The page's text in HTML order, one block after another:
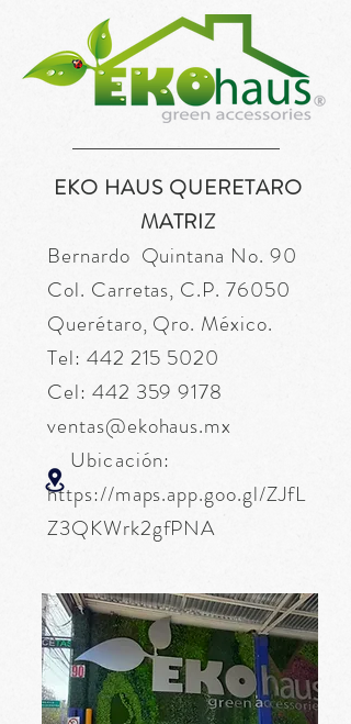
EKO HAUS QUERETARO
MATRIZ
Bernardo Quintana No. 90
Col. Carretas, C.P. 76050
Querétaro, Qro. México.
Tel: 442 215 5020
Cel: 442 359 9178
ventas@ekohaus.mx
Ubicación:
https://maps.app.goo.gl/ZJfL
Z3QKWrk2gfPNA